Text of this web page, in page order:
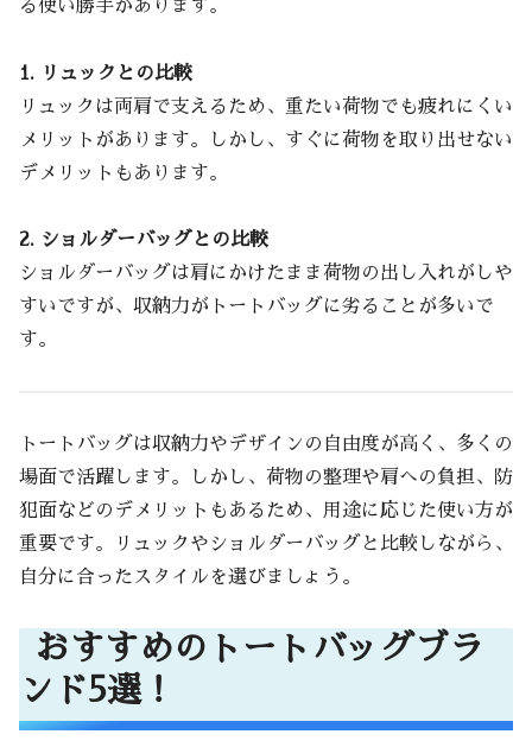
る使い勝手があります。
1. リュックとの比較
リュックは両肩で支えるため、重たい荷物でも疲れにくい
メリットがあります。しかし、すぐに荷物を取り出せない
デメリットもあります。
2. ショルダーバッグとの比較
ショルダーバッグは肩にかけたまま荷物の出し入れがしや
すいですが、収納力がトートバッグに劣ることが多いで
す。
トートバッグは収納力やデザインの自由度が高く、多くの
場面で活躍します。しかし、荷物の整理や肩への負担、防
犯面などのデメリットもあるため、用途に応じた使い方が
重要です。リュックやショルダーバッグと比較しながら、
自分に合ったスタイルを選びましょう。
おすすめのトートバッグブラ
ンド5選！